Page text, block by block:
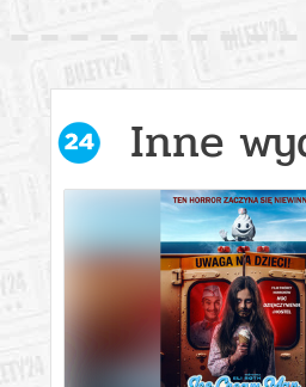
Inne